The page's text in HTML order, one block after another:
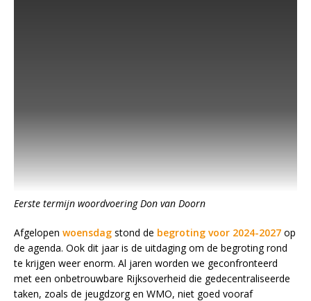
Eerste termijn woordvoering Don van Doorn
Afgelopen woensdag stond de begroting voor 2024-2027 op
de agenda. Ook dit jaar is de uitdaging om de begroting rond
te krijgen weer enorm. Al jaren worden we geconfronteerd
met een onbetrouwbare Rijksoverheid die gedecentraliseerde
taken, zoals de jeugdzorg en WMO, niet goed vooraf